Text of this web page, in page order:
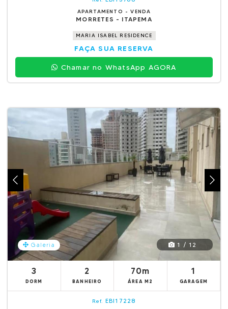
APARTAMENTO - VENDA
MORRETES - ITAPEMA
MARIA ISABEL RESIDENCE
FAÇA SUA RESERVA
Chamar no WhatsApp AGORA
Galeria 1 / 12
3
DORM
2
BANHEIRO
70m
ÁREA M2
1
GARAGEM
Ref. EBI17228